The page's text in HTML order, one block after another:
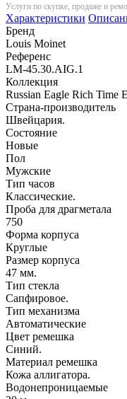
Услуги по скупке, продаже и
Характеристики
Бренд
Louis Moinet
Референс
LM-45.30.AIG.1
Коллекция
Russian Eagle Rich Time
Страна-производитель
Швейцария.
Состояние
Новые
Пол
Мужские
Тип часов
Классические.
Проба для драгметала
750
Форма корпуса
Круглые
Размер корпуса
47 мм.
Тип стекла
Сапфировое.
Тип механизма
Автоматические
Цвет ремешка
Синий.
Материал ремешка
Кожа аллигатора.
Водонепроницаемые